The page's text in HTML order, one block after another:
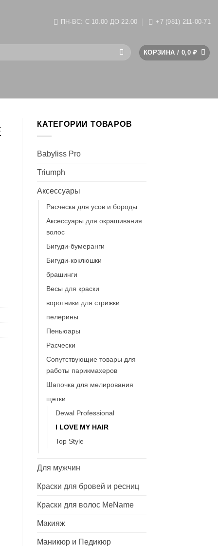
ПН-ВС: C 10.00 ДО 22.00 +7 (981) 211-00-71
КОРЗИНА / 0,0 ₽
"Spider Soft" 1503 красная матовая S
КАТЕГОРИИ ТОВАРОВ
Babyliss Pro
Triumph
Аксессуары
Pасческа для усов и бороды
Аксессуары для окрашивания
волос
Бигуди-бумеранги
Бигуди-коклюшки
брашинги
Весы для краски
воротники для стрижки
пелерины
Пеньюары
Расчески
Сопутствующие товары для
работы парикмахеров
Шапочка для мелирования
щетки
Dewal Professional
I LOVE MY HAIR
Top Style
Для мужчин
Краски для бровей и ресниц
Краски для волос MeName
Макияж
Маникюр и Педикюр